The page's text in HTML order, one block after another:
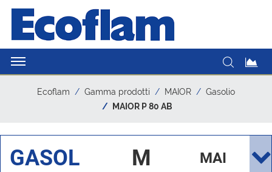
Ecoflam Gamma prodotti MAIOR
Gasolio
MAIOR P 80 AB
GASOL
M
MAI